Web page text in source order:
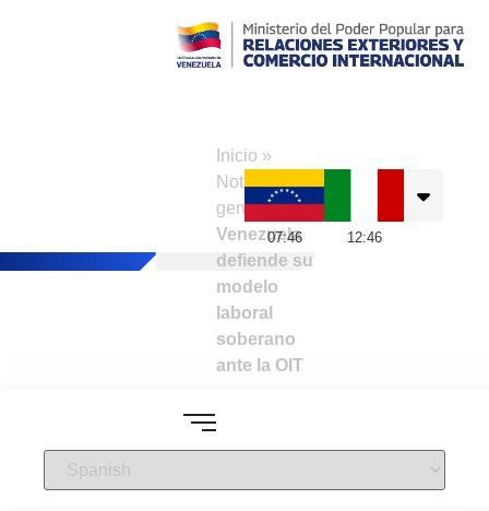
Inicio »
Noticias
generales»
Venezuela
defiende su
modelo
laboral
soberano
ante la OIT
07:46 12:46